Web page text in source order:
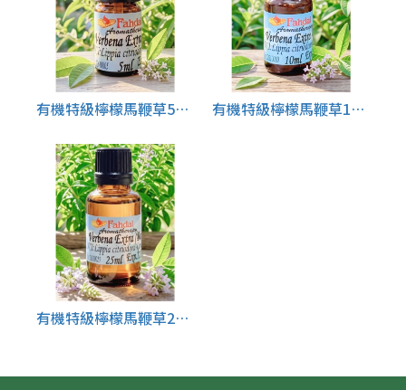
有機特級檸檬馬鞭草5ML 🌿 有機特級檸檬馬鞭草10ML 🌿
有機特級檸檬馬鞭草25ML🌿